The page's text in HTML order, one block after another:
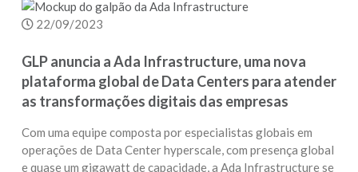
22/09/2023
GLP anuncia a Ada Infrastructure, uma nova
plataforma global de Data Centers para atender
as transformações digitais das empresas
Com uma equipe composta por especialistas globais em
operações de Data Center hyperscale, com presença global
e quase um gigawatt de capacidade, a Ada Infrastructure se